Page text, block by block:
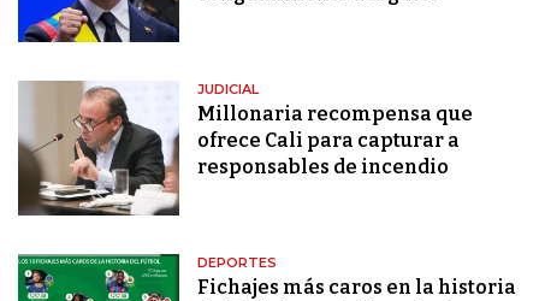
JUDICIAL
Millonaria recompensa que
ofrece Cali para capturar a
responsables de incendio
DEPORTES
Fichajes más caros en la historia